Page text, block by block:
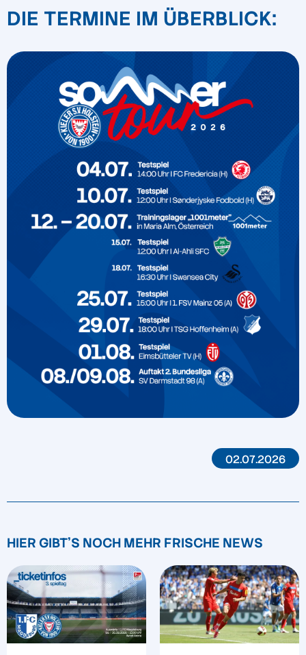
DIE TERMINE IM ÜBERBLICK:
02.07.2026
HIER GIBT'S NOCH MEHR FRISCHE NEWS